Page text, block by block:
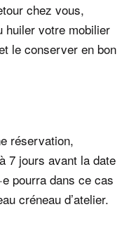
chez vous,
huiler votre mobilier
le conserver en bon
réservation,
7 jours avant la date
pourra dans ce cas
créneau d’atelier.